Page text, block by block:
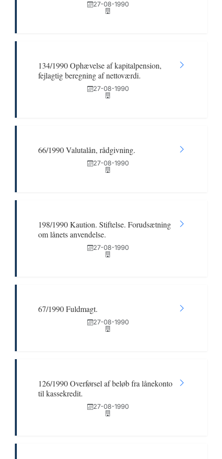
27-08-1990
134/1990 Ophævelse af kapitalpension,
fejlagtig beregning af nettoværdi.
27-08-1990
66/1990 Valutalån, rådgivning.
27-08-1990
198/1990 Kaution. Stiftelse. Forudsætning
om lånets anvendelse.
27-08-1990
67/1990 Fuldmagt.
27-08-1990
126/1990 Overførsel af beløb fra lånekonto
til kassekredit.
27-08-1990